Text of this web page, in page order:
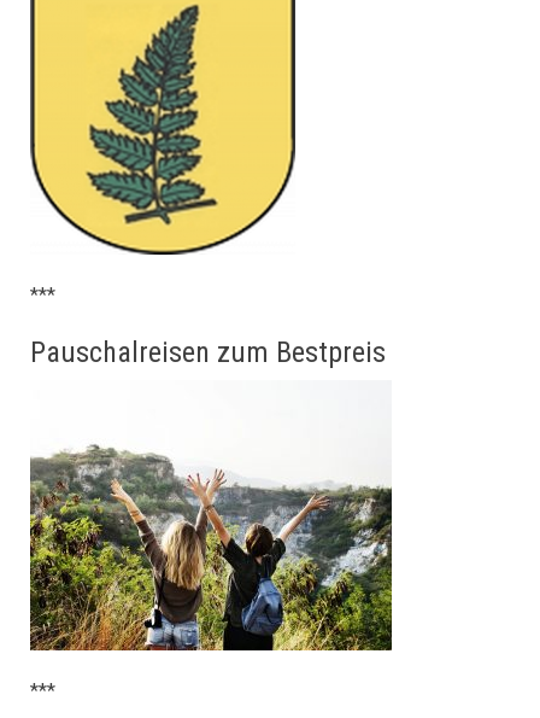
***
Pauschalreisen zum Bestpreis
***